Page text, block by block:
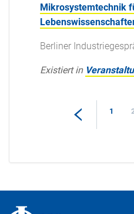
Mikrosystemtechnik
Berliner
Existiert in
1